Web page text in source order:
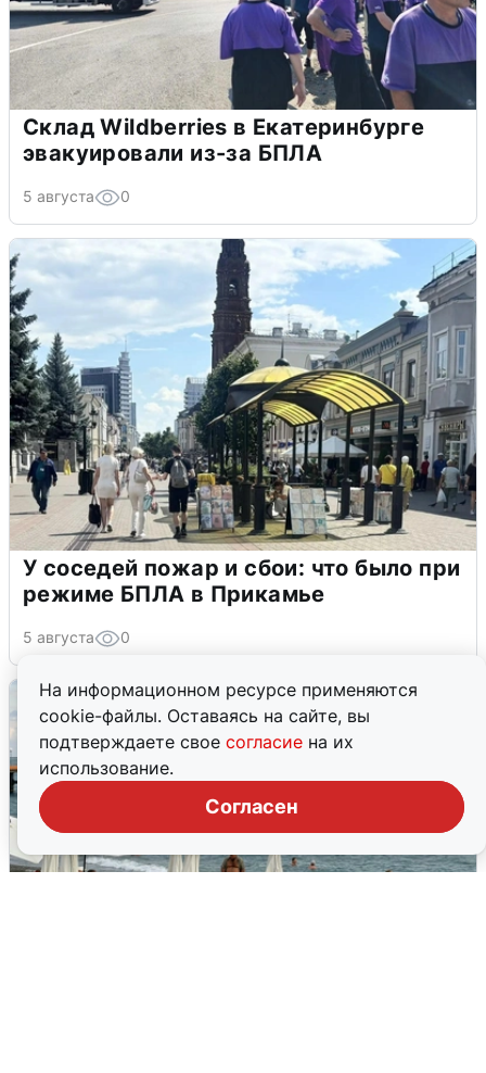
На информационном ресурсе применяются
cookie-файлы. Оставаясь на сайте, вы
подтверждаете свое согласие на их
использование.
Согласен
Склад Wildberries в Екатеринбурге
эвакуировали из-за БПЛА
5 августа 0
У соседей пожар и сбои: что было при
режиме БПЛА в Прикамье
5 августа 0